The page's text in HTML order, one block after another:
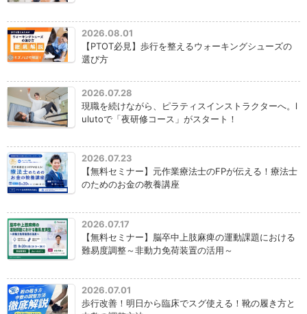
2026.08.01
【PTOT必見】歩行を整えるウォーキングシューズの
選び方
2026.07.28
現職を続けながら、ピラティスインストラクターへ。l
ulutoで「夜研修コース」がスタート！
2026.07.23
【無料セミナー】元作業療法士のFPが伝える！療法士
のためのお金の教養講座
2026.07.17
【無料セミナー】脳卒中上肢麻痺の運動課題における
難易度調整～非動力免荷装置の活用～
2026.07.01
歩行改善！明日から臨床でスグ使える！靴の履き方と